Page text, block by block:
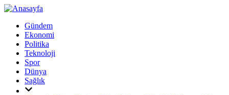
Gündem
Ekonomi
Politika
Teknoloji
Spor
Dünya
Sağlık